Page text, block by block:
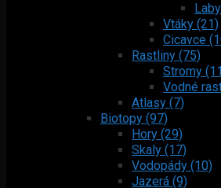
Vtáky (21)
Cicavce
Rastliny (75)
Stromy
Vodné
Atlasy (7)
Biotopy (97)
Hory (29)
Skaly (17)
Vodopády (10)
Jazerá (9)